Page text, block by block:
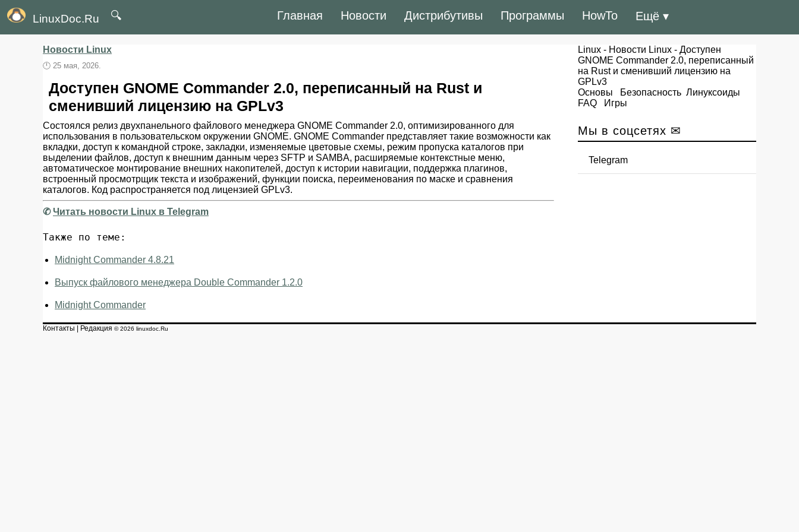
LinuxDoc.Ru 🔍 Главная Новости Дистрибутивы Программы HowTo Ещё ▾
Новости Linux
🕛 25 мая, 2026.
Доступен GNOME Commander 2.0, переписанный на Rust и
сменивший лицензию на GPLv3
Состоялся релиз двухпанельного файлового менеджера GNOME Commander 2.0, оптимизированного для
использования в пользовательском окружении GNOME. GNOME Commander представляет такие возможности как
вкладки, доступ к командной строке, закладки, изменяемые цветовые схемы, режим пропуска каталогов при
выделении файлов, доступ к внешним данным через SFTP и SAMBA, расширяемые контекстные меню,
автоматическое монтирование внешних накопителей, доступ к истории навигации, поддержка плагинов,
встроенный просмотрщик текста и изображений, функции поиска, переименования по маске и сравнения
каталогов. Код распространяется под лицензией GPLv3.
✆Читать новости Linux в Telegram
Также по теме:
Midnight Commander 4.8.21
Выпуск файлового менеджера Double Commander 1.2.0
Midnight Commander
Linux - Новости Linux - Доступен
GNOME Commander 2.0, переписанный
на Rust и сменивший лицензию на
GPLv3
Основы
Безопасность Линуксоиды
FAQ
Игры
Мы в соцсетях ✉
Telegram
Контакты Редакция © 2026 linuxdoc.Ru